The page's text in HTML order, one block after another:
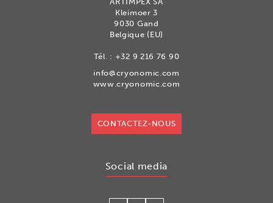
Kleimoer 3
9030 Gand
Belgique (EU)
Tél. : +32 9 216 76 90
info@cryonomic.com
www.cryonomic.com
CONTACTEZ-NOUS
Social media